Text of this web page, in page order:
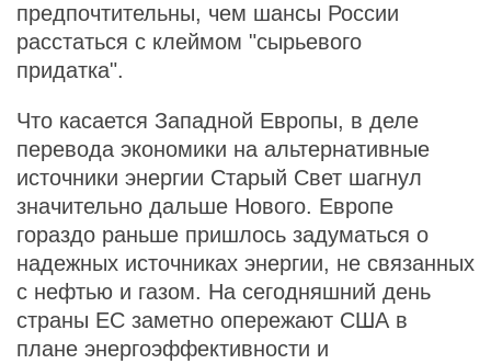
предпочтительны, чем шансы России
расстаться с клеймом "сырьевого
придатка".
Что касается Западной Европы, в деле
перевода экономики на альтернативные
источники энергии Старый Свет шагнул
значительно дальше Нового. Европе
гораздо раньше пришлось задуматься о
надежных источниках энергии, не связанных
с нефтью и газом. На сегодняшний день
страны ЕС заметно опережают США в
плане энергоэффективности и